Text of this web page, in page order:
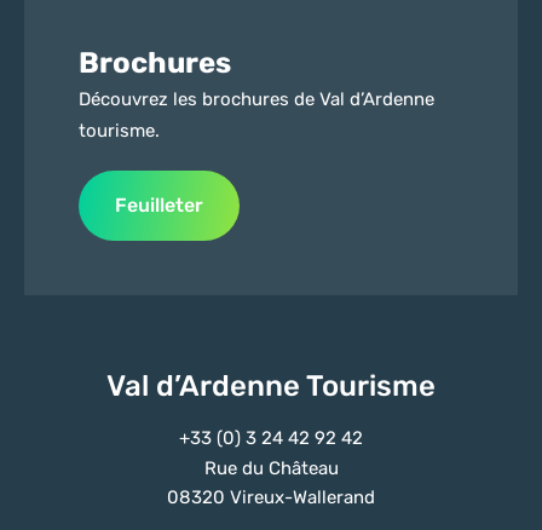
Brochures
Découvrez les brochures de Val d’Ardenne
tourisme.
Feuilleter
Val d’Ardenne Tourisme
+33 (0) 3 24 42 92 42
Rue du Château
08320 Vireux-Wallerand